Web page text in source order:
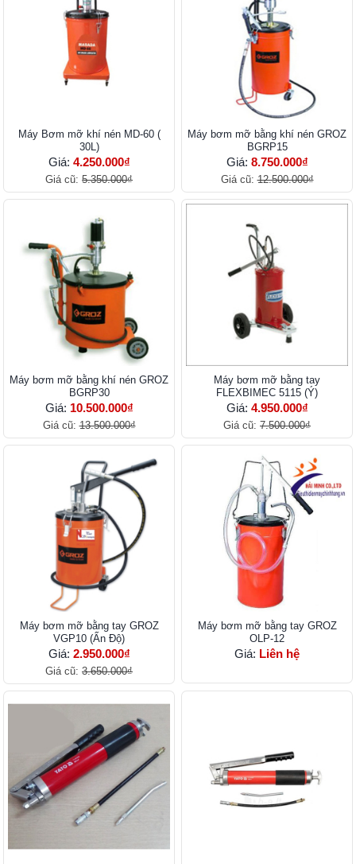
Máy Bơm mỡ khí nén MD-60 (
30L)
Giá: 4.250.000₫
Giá cũ: 5.350.000₫
Máy bơm mỡ bằng khí nén GROZ
BGRP15
Giá: 8.750.000₫
Giá cũ:12.500.000₫
Máy bơm mỡ bằng khí nén GROZ
BGRP30
Giá: 10.500.000₫
Giá cũ:13.500.000₫
Máy bơm mỡ bằng tay
FLEXBIMEC 5115 (Ý)
Giá: 4.950.000₫
Giá cũ: 7.500.000₫
Máy bơm mỡ bằng tay GROZ
VGP10 (Ấn Độ)
Giá: 2.950.000₫
Giá cũ: 3.650.000₫
Máy bơm mỡ bằng tay GROZ
OLP-12
Giá: Liên hệ